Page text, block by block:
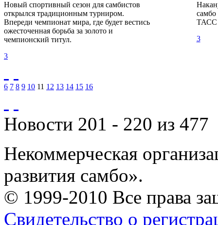
Новый спортивный сезон для самбистов
открылся традиционным турниром.
Впереди чемпионат мира, где будет вестись
ожесточенная борьба за золото и
чемпионский титул.
3
ТАСС
3
6 7 8 9 10 11 12 13 14 15 16
Новости 201 - 220 из 477
Некоммерческая
развития самбо».
© 1999-2010 Все права
Свидетельство о